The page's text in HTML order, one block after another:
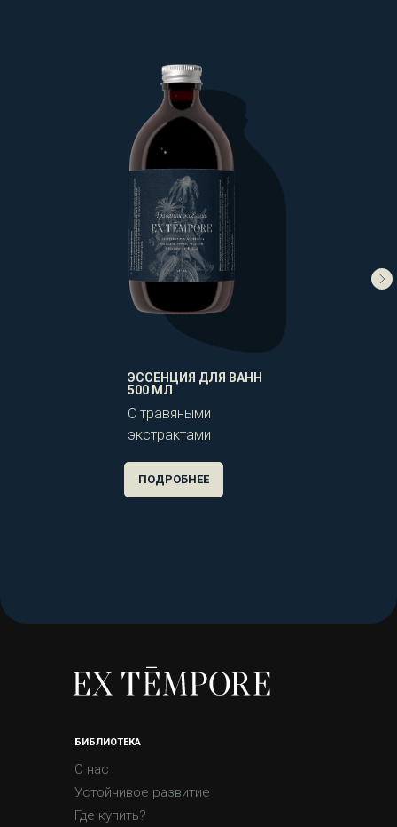
ЭССЕНЦИЯ ДЛЯ ВАНН
500 МЛ
С травяными
экстрактами
ПОДРОБНЕЕ
БИБЛИОТЕКА
О нас
Устойчивое развитие
Где купить?